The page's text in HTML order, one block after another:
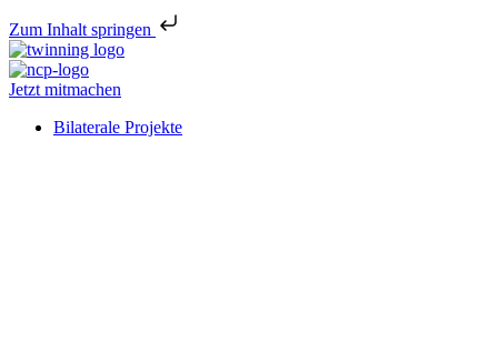
Zum Inhalt springen
Jetzt mitmachen
Bilaterale Projekte